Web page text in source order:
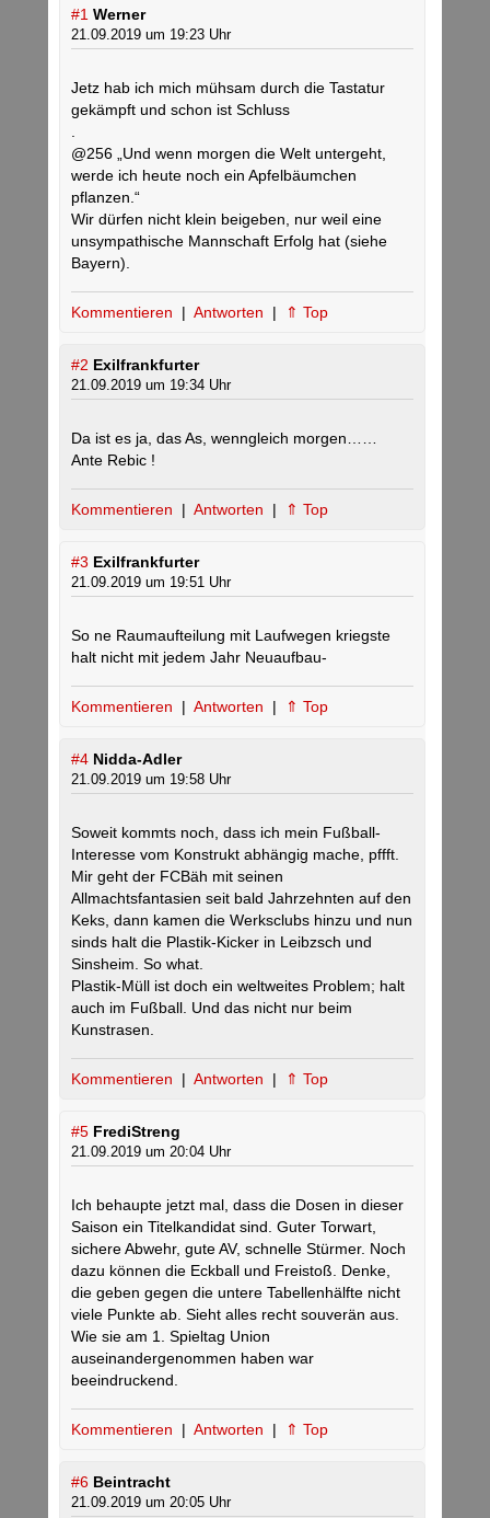
#1 Werner
21.09.2019 um 19:23 Uhr
Jetz hab ich mich mühsam durch die Tastatur
gekämpft und schon ist Schluss
@256 „Und wenn morgen die Welt untergeht,
werde ich heute noch ein Apfelbäumchen
pflanzen.“
Wir dürfen nicht klein beigeben, nur weil eine
unsympathische Mannschaft Erfolg hat (siehe
Bayern).
Kommentieren | Antworten | ⇑ Top
#2 Exilfrankfurter
21.09.2019 um 19:34 Uhr
Da ist es ja, das As, wenngleich morgen……
Ante Rebic !
Kommentieren | Antworten | ⇑ Top
#3 Exilfrankfurter
21.09.2019 um 19:51 Uhr
So ne Raumaufteilung mit Laufwegen kriegste
halt nicht mit jedem Jahr Neuaufbau-
Kommentieren | Antworten | ⇑ Top
#4 Nidda-Adler
21.09.2019 um 19:58 Uhr
Soweit kommts noch, dass ich mein Fußball-
Interesse vom Konstrukt abhängig mache, pffft.
Mir geht der FCBäh mit seinen
Allmachtsfantasien seit bald Jahrzehnten auf den
Keks, dann kamen die Werksclubs hinzu und nun
sinds halt die Plastik-Kicker in Leibzsch und
Sinsheim. So what.
Plastik-Müll ist doch ein weltweites Problem; halt
auch im Fußball. Und das nicht nur beim
Kunstrasen.
Kommentieren | Antworten | ⇑ Top
#5 FrediStreng
21.09.2019 um 20:04 Uhr
Ich behaupte jetzt mal, dass die Dosen in dieser
Saison ein Titelkandidat sind. Guter Torwart,
sichere Abwehr, gute AV, schnelle Stürmer. Noch
dazu können die Eckball und Freistoß. Denke,
die geben gegen die untere Tabellenhälfte nicht
viele Punkte ab. Sieht alles recht souverän aus.
Wie sie am 1. Spieltag Union
auseinandergenommen haben war
beeindruckend.
Kommentieren | Antworten | ⇑ Top
#6 Beintracht
21.09.2019 um 20:05 Uhr